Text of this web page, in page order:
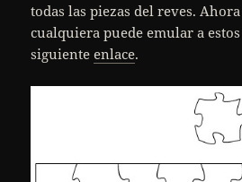
todas las piezas del reves.
cualquiera puede emular a
siguienteenlace.